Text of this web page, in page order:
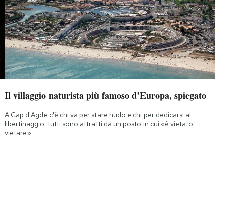
Il villaggio naturista più famoso d’Europa, spiegato
A Cap d'Agde c'è chi va per stare nudo e chi per dedicarsi al
libertinaggio: tutti sono attratti da un posto in cui «è vietato
vietare»